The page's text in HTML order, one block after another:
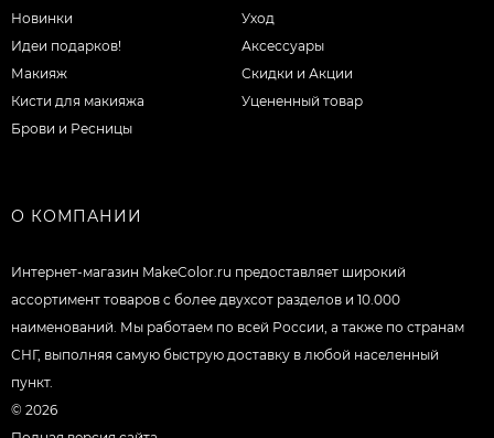
Новинки
Идеи подарков!
Макияж
Кисти для макияжа
Брови и Ресницы
Уход
Аксессуары
Скидки и Акции
Уцененный товар
О КОМПАНИИ
Интернет-магазин MakeColor.ru предоставляет широкий
ассортимент товаров c более двухсот разделов и 10.000
наименований. Мы работаем по всей России, а также по странам
СНГ, выполняя самую быструю доставку в любой населенный
пункт.
© 2026